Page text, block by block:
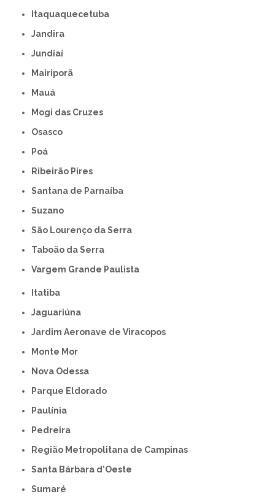
Itaquaquecetuba
Jandira
Jundiaí
Mairiporã
Mauá
Mogi das Cruzes
Osasco
Poá
Ribeirão Pires
Santana de Parnaíba
Suzano
São Lourenço da Serra
Taboão da Serra
Vargem Grande Paulista
Itatiba
Jaguariúna
Jardim Aeronave de Viracopos
Monte Mor
Nova Odessa
Parque Eldorado
Paulínia
Pedreira
Região Metropolitana de Campinas
Santa Bárbara d'Oeste
Sumaré